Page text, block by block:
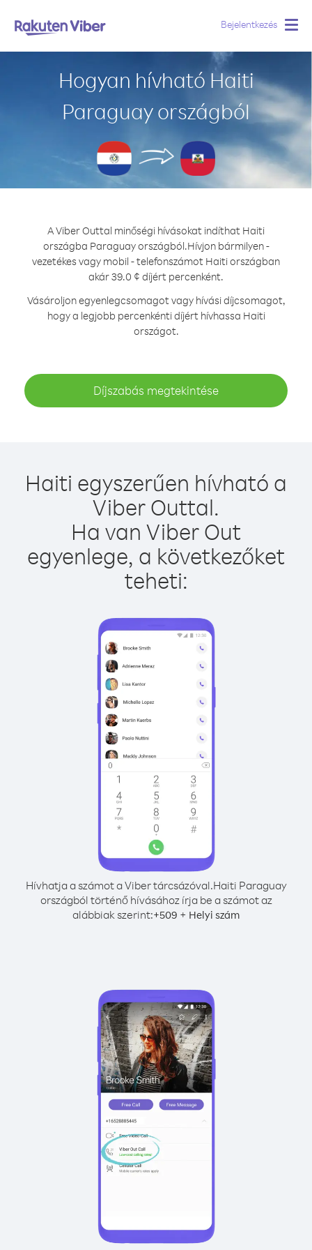
Bejelentkezés
Hogyan hívható Haiti
Paraguay országból
A Viber Outtal minőségi hívásokat indíthat Haiti
országba Paraguay országból.Hívjon bármilyen -
vezetékes vagy mobil - telefonszámot Haiti országban
akár 39.0 ¢ díjért percenként.
Vásároljon egyenlegcsomagot vagy hívási díjcsomagot,
hogy a legjobb percenkénti díjért hívhassa Haiti
országot.
Díjszabás megtekintése
Haiti egyszerűen hívható a
Viber Outtal.
Ha van Viber Out
egyenlege, a következőket
teheti:
Hívhatja a számot a Viber tárcsázóval.Haiti Paraguay
országból történő hívásához írja be a számot az
alábbiak szerint:+509 + Helyi szám